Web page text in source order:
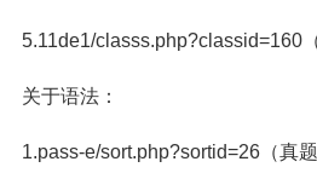
5.11de1/classs.php?classid=160
关于语法：
1.pass-e/sort.php?sortid=26（真题